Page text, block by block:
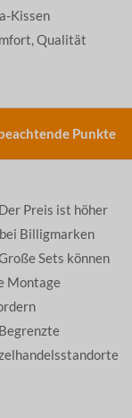
Kissen
Qualität
Punkte
Der Preis ist höher
Billigmarken
Sets können
Montage
Begrenzte